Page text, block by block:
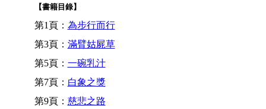
【書籍目錄】
第1頁： 為步行而行
第3頁： 滿臂姑屍草
第5頁： 一碗乳汁
第7頁： 白象之獎
第9頁： 慈悲之路